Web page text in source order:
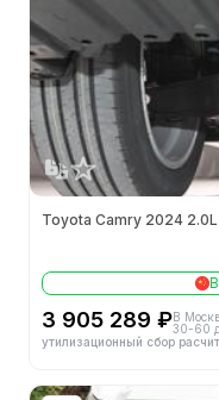
Toyota Camry 2024 2.0L
3 905 289 ₽В
30-60
утилизационный сбор